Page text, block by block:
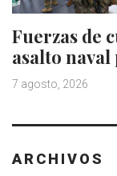
Fuerzas de
asalto
7 agosto, 2026
ARCHIVOS